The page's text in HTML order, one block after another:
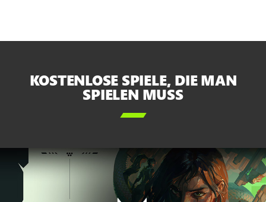
KOSTENLOSE SPIELE, DIE MAN
SPIELEN MUSS
